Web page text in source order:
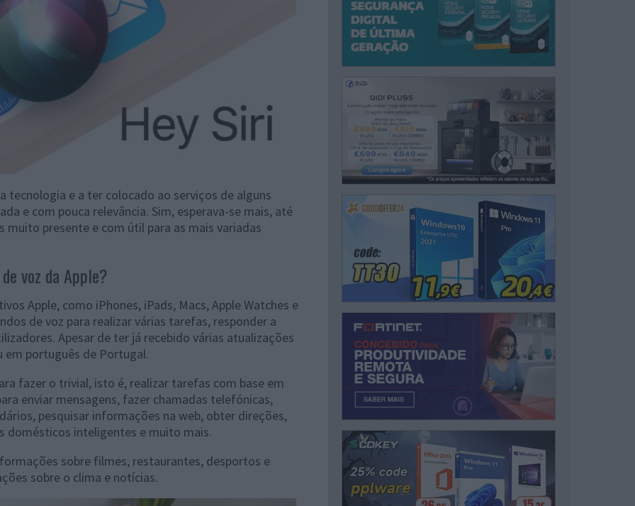
tecnologia e a ter colocado ao serviços de alguns
e com pouca relevância. Sim, esperava-se mais, até
muito presente e com útil para as mais variadas
voz da Apple?
Apple, como iPhones, iPads, Macs, Apple Watches e
de voz para realizar várias tarefas, responder a
Apesar de ter já recebido várias atualizações
em português de Portugal.
fazer o trivial, isto é, realizar tarefas com base em
enviar mensagens, fazer chamadas telefónicas,
pesquisar informações na web, obter direções,
domésticos inteligentes e muito mais.
sobre filmes, restaurantes, desportos e
sobre o clima e notícias.